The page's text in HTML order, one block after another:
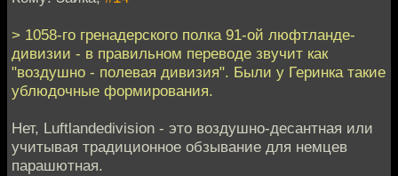
> 1058-го гренадерского полка 91-ой люфтланде-
дивизии - в правильном переводе звучит как
"воздушно - полевая дивизия". Были у Геринка такие
ублюдочные формирования.
Нет, Luftlandedivision - это воздушно-десантная или
учитывая традиционное обзывание для немцев
парашютная.